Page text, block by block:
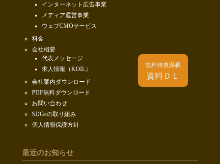
無料特典満載
資料ＤＬ
インターネット広告事業
メディア運営事業
ウェブCMOサービス
料金
会社概要
代表メッセージ
求人情報（KOIL）
会社案内ダウンロード
PDF無料ダウンロード
お問い合わせ
SDGsの取り組み
個人情報保護方針
最近のお知らせ